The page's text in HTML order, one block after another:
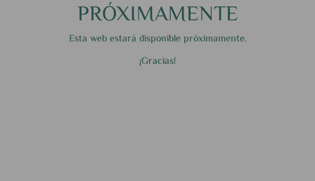
PRÓXIMAMENTE
Esta web estará disponible próximamente.
¡Gracias!